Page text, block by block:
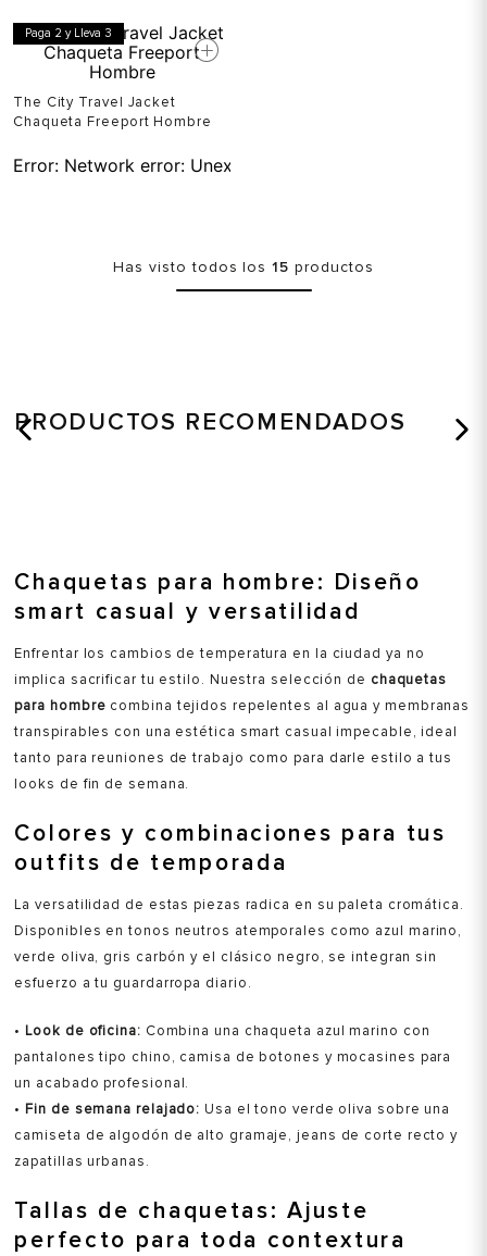
Paga 2 y Lleva 3
The City Travel Jacket
Chaqueta Freeport Hombre
Error: Network error: Unexpected token T in JSON at
Has visto todos los15 productos
PRODUCTOS RECOMENDADOS
Chaquetas para hombre: Diseño
smart casual y versatilidad
Enfrentar los cambios de temperatura en la ciudad ya no
implica sacrificar tu estilo. Nuestra selección de chaquetas
para hombre combina tejidos repelentes al agua y membranas
transpirables con una estética smart casual impecable, ideal
tanto para reuniones de trabajo como para darle estilo a tus
looks de fin de semana.
Colores y combinaciones para tus
outfits de temporada
La versatilidad de estas piezas radica en su paleta cromática.
Disponibles en tonos neutros atemporales como azul marino,
verde oliva, gris carbón y el clásico negro, se integran sin
esfuerzo a tu guardarropa diario.
• Look de oficina: Combina una chaqueta azul marino con
pantalones tipo chino, camisa de botones y mocasines para
un acabado profesional.
• Fin de semana relajado: Usa el tono verde oliva sobre una
camiseta de algodón de alto gramaje, jeans de corte recto y
zapatillas urbanas.
Tallas de chaquetas: Ajuste
perfecto para toda contextura